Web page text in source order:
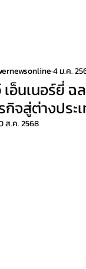
เอ็นเนอร์ยี่
กิจสู่ต่างประ
4 ม.ค.
ส.ค. 2568